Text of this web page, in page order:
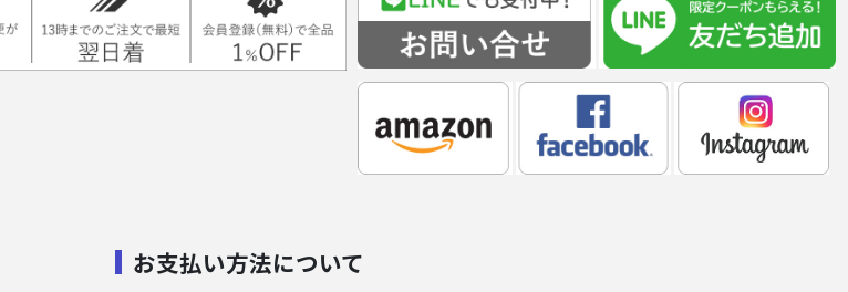
お支払い方法について